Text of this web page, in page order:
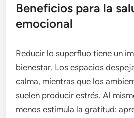
Beneficios para la
emocional
Reducir lo superfluo tiene un
bienestar. Los espacios
calma, mientras que los
suelen producir estrés. Al
menos estimula la gratitud: